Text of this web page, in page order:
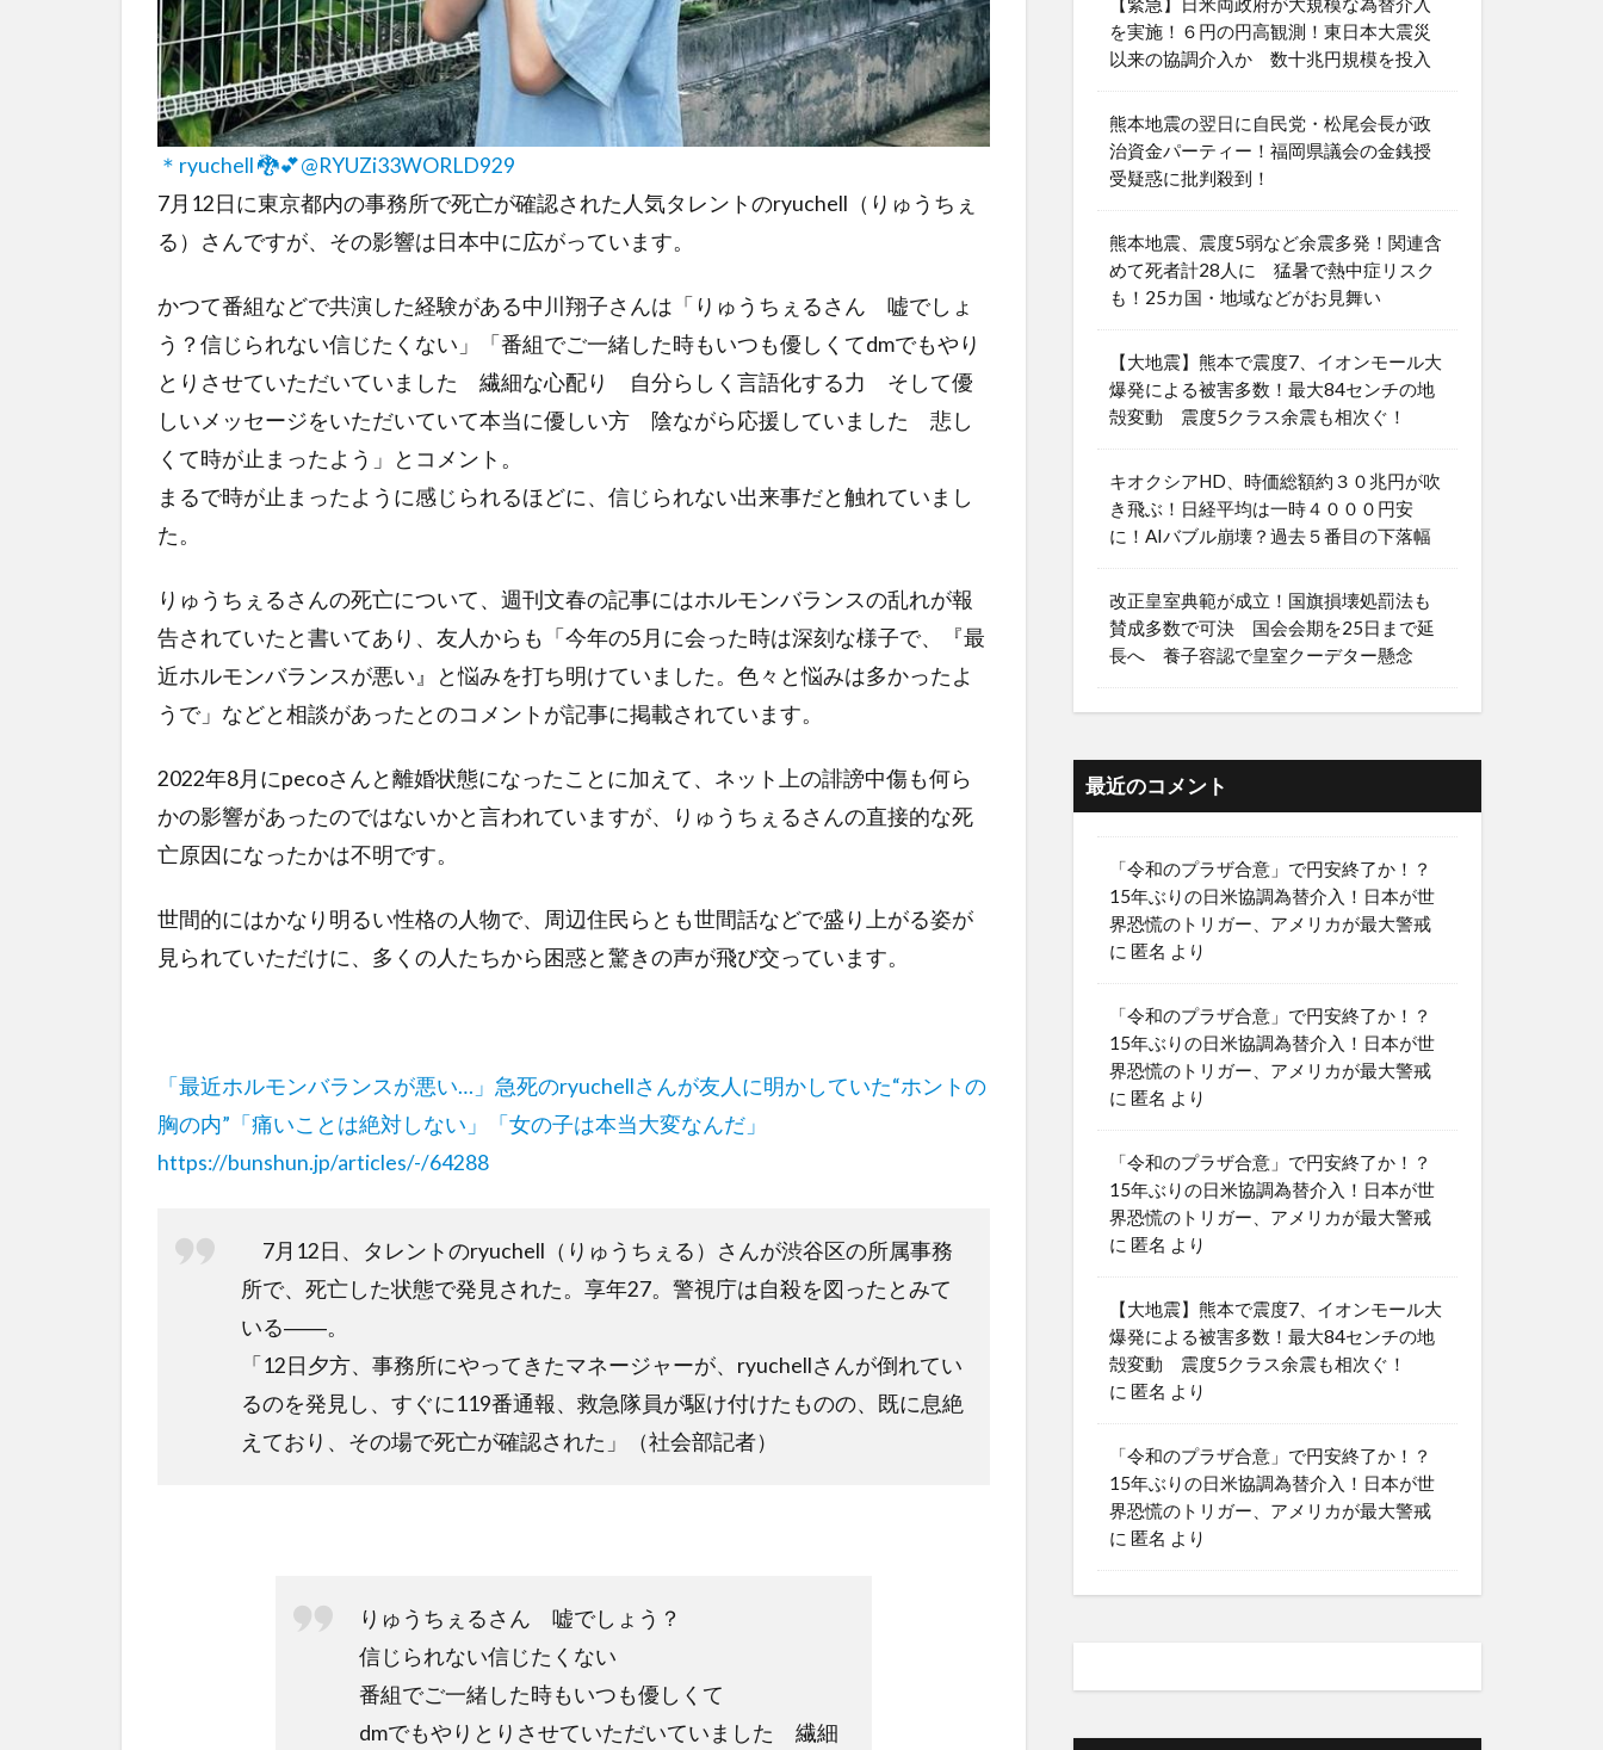
＊ryuchell 🐉💕@RYUZi33WORLD929
7月12日に東京都内の事務所で死亡が確認された人気タレントのryuchell（りゅうちぇ
る）さんですが、その影響は日本中に広がっています。
かつて番組などで共演した経験がある中川翔子さんは「りゅうちぇるさん 嘘でしょ
う？信じられない信じたくない」「番組でご一緒した時もいつも優しくてdmでもやり
とりさせていただいていました 繊細な心配り 自分らしく言語化する力 そして優
しいメッセージをいただいていて本当に優しい方 陰ながら応援していました 悲し
くて時が止まったよう」とコメント。
まるで時が止まったように感じられるほどに、信じられない出来事だと触れていまし
た。
りゅうちぇるさんの死亡について、週刊文春の記事にはホルモンバランスの乱れが報
告されていたと書いてあり、友人からも「今年の5月に会った時は深刻な様子で、『最
近ホルモンバランスが悪い』と悩みを打ち明けていました。色々と悩みは多かったよ
うで」などと相談があったとのコメントが記事に掲載されています。
2022年8月にpecoさんと離婚状態になったことに加えて、ネット上の誹謗中傷も何ら
かの影響があったのではないかと言われていますが、りゅうちぇるさんの直接的な死
亡原因になったかは不明です。
世間的にはかなり明るい性格の人物で、周辺住民らとも世間話などで盛り上がる姿が
見られていただけに、多くの人たちから困惑と驚きの声が飛び交っています。
「最近ホルモンバランスが悪い…」急死のryuchellさんが友人に明かしていた“ホントの
胸の内”「痛いことは絶対しない」「女の子は本当大変なんだ」
https://bunshun.jp/articles/-/64288
7月12日、タレントのryuchell（りゅうちぇる）さんが渋谷区の所属事務
所で、死亡した状態で発見された。享年27。警視庁は自殺を図ったとみて
いる――。
「12日夕方、事務所にやってきたマネージャーが、ryuchellさんが倒れてい
るのを発見し、すぐに119番通報、救急隊員が駆け付けたものの、既に息絶
えており、その場で死亡が確認された」（社会部記者）
りゅうちぇるさん 嘘でしょう？
信じられない信じたくない
番組でご一緒した時もいつも優しくて
dmでもやりとりさせていただいていました 繊細
を実施！６円の円高観測！東日本大震災
以来の協調介入か 数十兆円規模を投入
熊本地震の翌日に自民党・松尾会長が政
治資金パーティー！福岡県議会の金銭授
受疑惑に批判殺到！
熊本地震、震度5弱など余震多発！関連含
めて死者計28人に 猛暑で熱中症リスク
も！25カ国・地域などがお見舞い
【大地震】熊本で震度7、イオンモール大
爆発による被害多数！最大84センチの地
殻変動 震度5クラス余震も相次ぐ！
キオクシアHD、時価総額約３０兆円が吹
き飛ぶ！日経平均は一時４０００円安
に！AIバブル崩壊？過去５番目の下落幅
改正皇室典範が成立！国旗損壊処罰法も
賛成多数で可決 国会会期を25日まで延
長へ 養子容認で皇室クーデター懸念
最近のコメント
「令和のプラザ合意」で円安終了か！？
15年ぶりの日米協調為替介入！日本が世
界恐慌のトリガー、アメリカが最大警戒
に 匿名 より
「令和のプラザ合意」で円安終了か！？
15年ぶりの日米協調為替介入！日本が世
界恐慌のトリガー、アメリカが最大警戒
に 匿名 より
「令和のプラザ合意」で円安終了か！？
15年ぶりの日米協調為替介入！日本が世
界恐慌のトリガー、アメリカが最大警戒
に 匿名 より
【大地震】熊本で震度7、イオンモール大
爆発による被害多数！最大84センチの地
殻変動 震度5クラス余震も相次ぐ！
に 匿名 より
「令和のプラザ合意」で円安終了か！？
15年ぶりの日米協調為替介入！日本が世
界恐慌のトリガー、アメリカが最大警戒
に 匿名 より